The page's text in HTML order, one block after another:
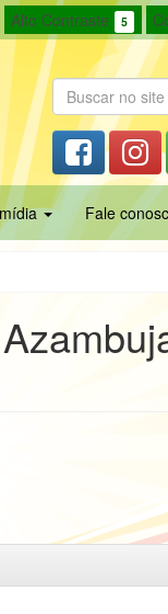
Alto Contraste 5
Fale